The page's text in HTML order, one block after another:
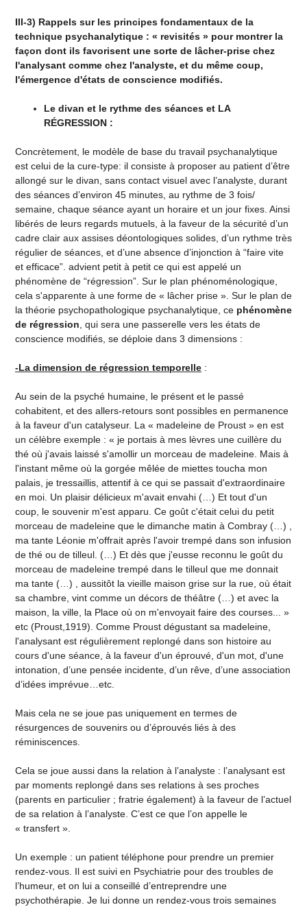
III-3) Rappels sur les principes fondamentaux de la
technique psychanalytique : « revisités » pour montrer la
façon dont ils favorisent une sorte de lâcher-prise chez
l'analysant comme chez l'analyste, et du même coup,
l'émergence d'états de conscience modifiés.
Le divan et le rythme des séances et LA
RÉGRESSION :
Concrètement, le modèle de base du travail psychanalytique
est celui de la cure-type: il consiste à proposer au patient d’être
allongé sur le divan, sans contact visuel avec l’analyste, durant
des séances d’environ 45 minutes, au rythme de 3 fois/
semaine, chaque séance ayant un horaire et un jour fixes. Ainsi
libérés de leurs regards mutuels, à la faveur de la sécurité d’un
cadre clair aux assises déontologiques solides, d’un rythme très
régulier de séances, et d’une absence d’injonction à “faire vite
et efficace”. advient petit à petit ce qui est appelé un
phénomène de “régression”. Sur le plan phénoménologique,
cela s'apparente à une forme de « lâcher prise ». Sur le plan de
la théorie psychopathologique psychanalytique, ce phénomène
de régression, qui sera une passerelle vers les états de
conscience modifiés, se déploie dans 3 dimensions :
-La dimension de régression temporelle :
Au sein de la psyché humaine, le présent et le passé
cohabitent, et des allers-retours sont possibles en permanence
à la faveur d'un catalyseur. La « madeleine de Proust » en est
un célèbre exemple : « je portais à mes lèvres une cuillère du
thé où j'avais laissé s'amollir un morceau de madeleine. Mais à
l'instant même où la gorgée mêlée de miettes toucha mon
palais, je tressaillis, attentif à ce qui se passait d'extraordinaire
en moi. Un plaisir délicieux m'avait envahi (…) Et tout d'un
coup, le souvenir m'est apparu. Ce goût c'était celui du petit
morceau de madeleine que le dimanche matin à Combray (…) ,
ma tante Léonie m'offrait après l'avoir trempé dans son infusion
de thé ou de tilleul. (…) Et dès que j'eusse reconnu le goût du
morceau de madeleine trempé dans le tilleul que me donnait
ma tante (…) , aussitôt la vieille maison grise sur la rue, où était
sa chambre, vint comme un décors de théâtre (…) et avec la
maison, la ville, la Place où on m'envoyait faire des courses... »
etc (Proust,1919). Comme Proust dégustant sa madeleine,
l'analysant est régulièrement replongé dans son histoire au
cours d'une séance, à la faveur d'un éprouvé, d'un mot, d'une
intonation, d’une pensée incidente, d’un rêve, d’une association
d’idées imprévue…etc.
Mais cela ne se joue pas uniquement en termes de
résurgences de souvenirs ou d’éprouvés liés à des
réminiscences.
Cela se joue aussi dans la relation à l’analyste : l’analysant est
par moments replongé dans ses relations à ses proches
(parents en particulier ; fratrie également) à la faveur de l’actuel
de sa relation à l’analyste. C’est ce que l’on appelle le
« transfert ».
Un exemple : un patient téléphone pour prendre un premier
rendez-vous. Il est suivi en Psychiatrie pour des troubles de
l’humeur, et on lui a conseillé d’entreprendre une
psychothérapie. Je lui donne un rendez-vous trois semaines